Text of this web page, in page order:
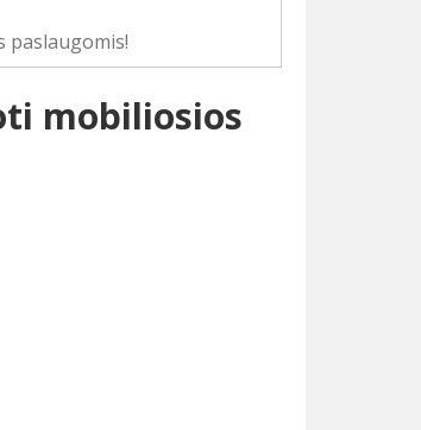
paslaugomis!
mobiliosios